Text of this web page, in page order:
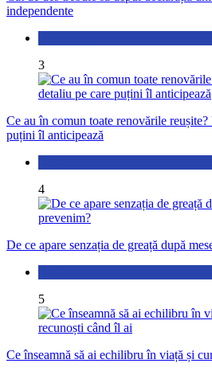
independente
3
Ce au în comun toate renovările
puțini îl anticipează
4
De ce apare senzația de greață după
5
Ce înseamnă să ai echilibru în viață și